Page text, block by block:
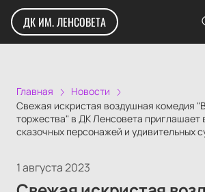
ДК ИМ. ЛЕНСОВЕТА
Главная
Новости
Свежая искристая воздушная комедия
торжества" в ДК Ленсовета приглашает
сказочных персонажей и удивительных
1 августа 2023